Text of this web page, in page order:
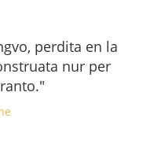
perdita en la
nur per